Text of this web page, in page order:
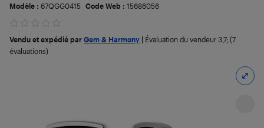
Modèle : 67QGG0415 Code Web : 15686056
Vendu et expédié par Gem & Harmony Évaluation du vendeur 3,7; (7
évaluations)